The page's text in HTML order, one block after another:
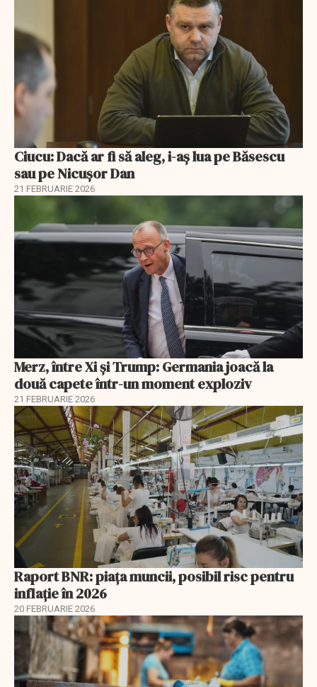
Ciucu: Dacă ar fi să aleg, i-aș lua pe Băsescu
sau pe Nicușor Dan
21 FEBRUARIE 2026
Merz, între Xi și Trump: Germania joacă la
două capete într-un moment exploziv
21 FEBRUARIE 2026
Raport BNR: piața muncii, posibil risc pentru
inflație în 2026
20 FEBRUARIE 2026